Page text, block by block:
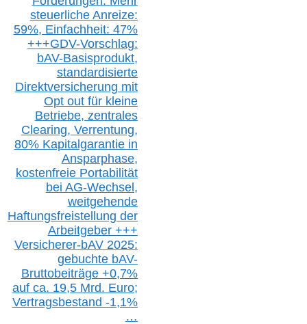
steuerliche Anreize:
59%, Einfachheit: 47%
+++GDV-Vorschlag:
bAV-Basisprodukt,
standardisierte
Direktversicherung mit
Opt outfür kleine
Betriebe, zentrales
Clearing, Verrentung,
80% Kapitalgarantie in
Ansparphase,
kostenfreie Portabilität
bei AG-Wechsel,
weitgehende
Haftungsfreistellung der
Arbeitgeber +++
Versicherer-bAV2025:
gebuchte bAV-
Bruttobeiträge +0,7%
auf ca. 19,5 Mrd. Euro;
Vertragsbestand -1,1%
…